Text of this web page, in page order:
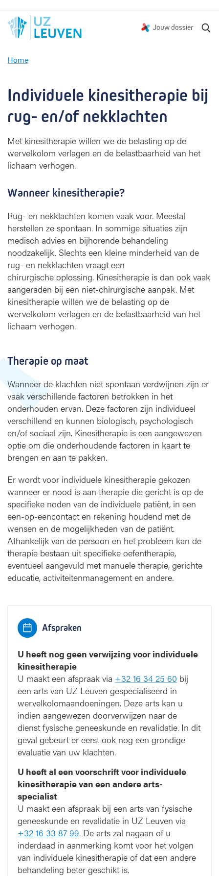
Jouw dossier
Home
d
i
i
u
e
l
i
e
s
i
t
h
r
a
p
i
e
Individuele kinesitherapie bij
rug- en/of nekklachten
Met kinesitherapie willen we de belasting op de
wervelkolom verlagen en de belastbaarheid van het
lichaam verhogen.
Wanneer kinesitherapie?
Rug- en nekklachten komen vaak voor. Meestal
herstellen ze spontaan. In sommige situaties zijn
medisch advies en bijhorende behandeling
noodzakelijk. Slechts een kleine minderheid van de
rug- en nekklachten vraagt een
chirurgische oplossing. Kinesitherapie is dan ook vaak
aangeraden bij een niet-chirurgische aanpak. Met
kinesitherapie willen we de belasting op de
wervelkolom verlagen en de belastbaarheid van het
lichaam verhogen.
Therapie op maat
Wanneer de klachten niet spontaan verdwijnen zijn er
vaak verschillende factoren betrokken in het
onderhouden ervan. Deze factoren zijn individueel
verschillend en kunnen biologisch, psychologisch
en/of sociaal zijn. Kinesitherapie is een aangewezen
optie om die onderhoudende factoren in kaart te
brengen en aan te pakken.
Er wordt voor individuele kinesitherapie gekozen
wanneer er nood is aan therapie die gericht is op de
specifieke noden van de individuele patiënt, in een
een-op-eencontact en rekening houdend met de
wensen en de mogelijkheden van de patiënt.
Afhankelijk van de persoon en het probleem kan de
therapie bestaan uit specifieke oefentherapie,
eventueel aangevuld met manuele therapie, gerichte
educatie, activiteitenmanagement en andere.
Afspraken
U heeft nog geen verwijzing voor individuele
kinesitherapie
U maakt een afspraak via +32 16 34 25 60 bij
een arts van UZ Leuven gespecialiseerd in
wervelkolomaandoeningen. Deze arts kan u
indien aangewezen doorverwijzen naar de
dienst fysische geneeskunde en revalidatie. In dit
geval gebeurt er eerst ook nog een grondige
evaluatie van uw klachten.
U heeft al een voorschrift voor individuele
kinesitherapie van een andere arts-
specialist
U maakt een afspraak bij een arts van fysische
geneeskunde en revalidatie in UZ Leuven via
+32 16 33 87 99. De arts zal nagaan of u
inderdaad in aanmerking komt voor het volgen
van individuele kinesitherapie of dat een andere
behandeling beter geschikt is.